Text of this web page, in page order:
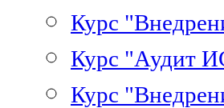
Курс
Курс "Аудит
Курс